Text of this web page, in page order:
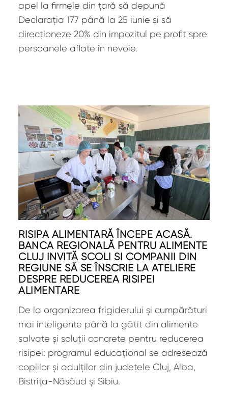
apel la firmele din țară să depună
Declarația 177 până la 25 iunie și să
direcționeze 20% din impozitul pe profit spre
persoanele aflate în nevoie.
RISIPA ALIMENTARĂ ÎNCEPE ACASĂ.
BANCA REGIONALĂ PENTRU ALIMENTE
CLUJ INVITĂ ȘCOLI ȘI COMPANII DIN
REGIUNE SĂ SE ÎNSCRIE LA ATELIERE
DESPRE REDUCEREA RISIPEI
ALIMENTARE
De la organizarea frigiderului și cumpărături
mai inteligente până la gătit din alimente
salvate și soluții concrete pentru reducerea
risipei: programul educațional se adresează
copiilor și adulților din județele Cluj, Alba,
Bistrița-Năsăud și Sibiu.